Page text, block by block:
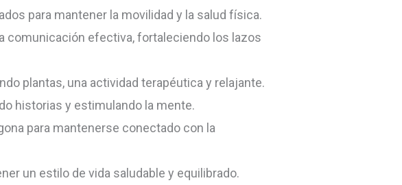
para mantener la movilidad y la salud física.
comunicación efectiva, fortaleciendo los lazos
plantas, una actividad terapéutica y relajante.
historias y estimulando la mente.
para mantenerse conectado con la
un estilo de vida saludable y equilibrado.